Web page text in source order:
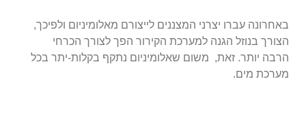
באחרונה עברו יצרני המצננים לייצורם מאלומיניום ולפיכך,
הצורך בנוזל הגנה למערכת הקירור הפך לצורך הכרחי
הרבה יותר. זאת, משום שאלומיניום נתקף בקלות-יתר בכל
מערכת מים.